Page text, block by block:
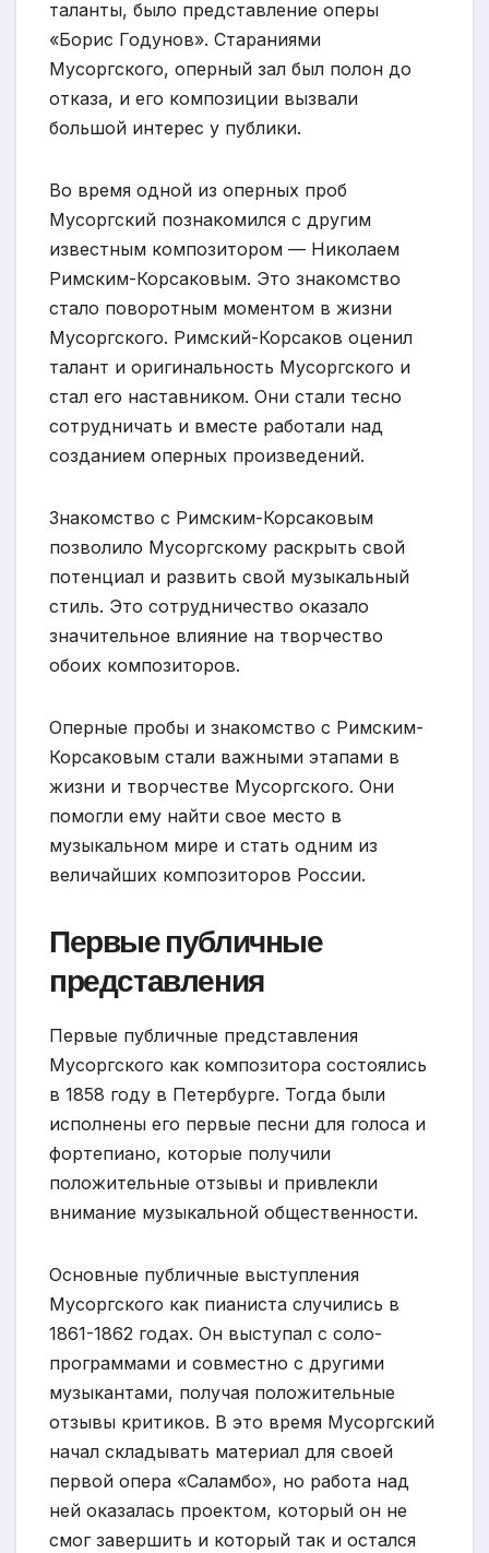
таланты, было представление оперы
«Борис Годунов». Стараниями
Мусоргского, оперный зал был полон до
отказа, и его композиции вызвали
большой интерес у публики.
Во время одной из оперных проб
Мусоргский познакомился с другим
известным композитором — Николаем
Римским-Корсаковым. Это знакомство
стало поворотным моментом в жизни
Мусоргского. Римский-Корсаков оценил
талант и оригинальность Мусоргского и
стал его наставником. Они стали тесно
сотрудничать и вместе работали над
созданием оперных произведений.
Знакомство с Римским-Корсаковым
позволило Мусоргскому раскрыть свой
потенциал и развить свой музыкальный
стиль. Это сотрудничество оказало
значительное влияние на творчество
обоих композиторов.
Оперные пробы и знакомство с Римским-
Корсаковым стали важными этапами в
жизни и творчестве Мусоргского. Они
помогли ему найти свое место в
музыкальном мире и стать одним из
величайших композиторов России.
Первые публичные
представления
Первые публичные представления
Мусоргского как композитора состоялись
в 1858 году в Петербурге. Тогда были
исполнены его первые песни для голоса и
фортепиано, которые получили
положительные отзывы и привлекли
внимание музыкальной общественности.
Основные публичные выступления
Мусоргского как пианиста случились в
1861-1862 годах. Он выступал с соло-
программами и совместно с другими
музыкантами, получая положительные
отзывы критиков. В это время Мусоргский
начал складывать материал для своей
первой опера «Саламбо», но работа над
ней оказалась проектом, который он не
смог завершить и который так и остался